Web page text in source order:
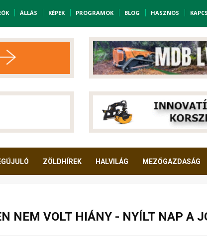
ÁLLÁS KÉPEK PROGRAMOK BLOG HASZNOS
ZÖLDHÍREK HALVILÁG MEZŐGAZDASÁG
NEM VOLT HIÁNY - NYÍLT NAP A